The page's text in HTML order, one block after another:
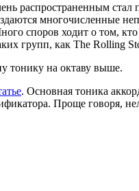
распространенным стал
многочисленные
споров ходит о том,
групп, как The Rolling
тонику на октаву выше.
. Основная тоника
Проще говоря,